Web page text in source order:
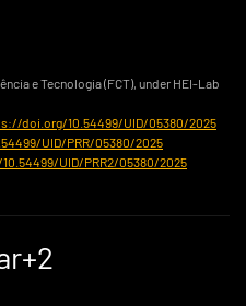
e Tecnologia (FCT), under HEI-Lab
doi.org/10.54499/UID/05380/2025
UID/PRR/05380/2025
UID/PRR2/05380/2025